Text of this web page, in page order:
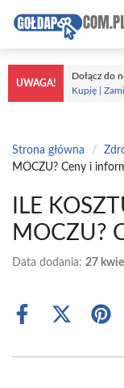
treści
UWAGA!
Dołącz do
Kupię |
Strona główna /
MOCZU? Ceny i
ILE
MOCZU?
Data dodania: 27
Share
Share
(Twitter)